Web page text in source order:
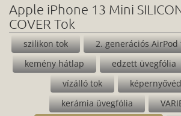
Apple iPhone 13 Mini
COVER Tok
szilikon tok
2. generációs
kemény hátlap
edzett üvegfólia
vízálló tok
kerámia üvegfólia